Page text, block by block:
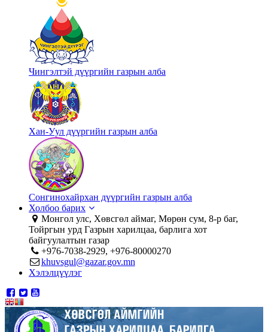
Чингэлтэй дүүргийн газрын алба
Хан-Уул дүүргийн газрын алба
Сонгинохайрхан дүүргийн газрын алба
Холбоо барих
Монгол улс, Хөвсгөл аймаг, Мөрөн сум, 8-р баг,
Тойргын урд Газрын харилцаа, барлига хот
байгуулалтын газар
+976-7038-2929, +976-80000270
khuvsgul@gazar.gov.mn
Хэлэлцүүлэг